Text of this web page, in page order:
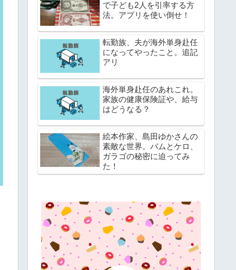
で子ども2人を引率する方
法。アプリを使い倒せ！
転勤族、夫が海外単身赴任
になってやったこと。追記
アリ
海外単身赴任のあれこれ。
家族の健康保険証や、給与
はどうなる？
絵本作家、島田ゆかさんの
素敵な世界。バムとケロ、
ガラゴの秘密に迫ってみ
た！